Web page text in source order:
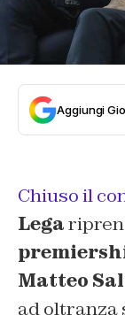
Aggiungi
Chiuso il
Lega
Matteo
ad oltranza